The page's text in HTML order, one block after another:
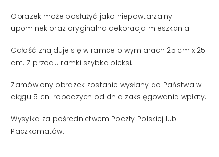
Obrazek może posłużyć jako niepowtarzalny
upominek oraz oryginalna dekoracja mieszkania.
Całość znajduje się w ramce o wymiarach 25 cm x 25
cm. Z przodu ramki szybka pleksi.
Zamówiony obrazek zostanie wysłany do Państwa w
ciągu 5 dni roboczych od dnia zaksięgowania wpłaty.
Wysyłka za pośrednictwem Poczty Polskiej lub
Paczkomatów.